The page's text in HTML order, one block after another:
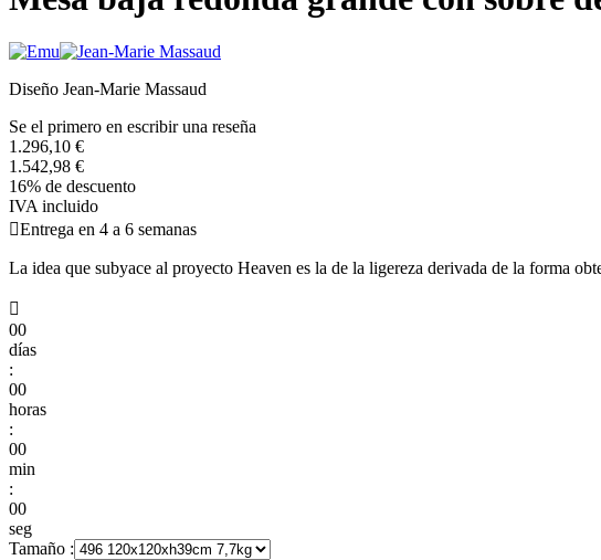
Diseño Jean-Marie Massaud
Se el primero en escribir una reseña
1.296,10 €
1.542,98 €
16% de descuento
IVA incluido
Entrega en 4 a 6 semanas
La idea que subyace al proyecto Heaven es la de la ligereza derivada de la forma

00
días
:
00
horas
:
00
min
:
00
seg
Tamaño :